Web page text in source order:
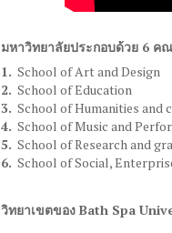
มหาวิทยาลัยประกอบด้วย 6 ค
School of Art and Design
School of Education
School of Humanities and
School of Music and
School of Research and
School of Social,
วิทยาเขตของ Bath Spa